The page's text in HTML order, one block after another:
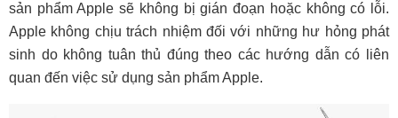
sản phẩm Apple sẽ không bị gián đoạn hoặc không có lỗi.
Apple không chịu trách nhiệm đối với những hư hỏng phát
sinh do không tuân thủ đúng theo các hướng dẫn có liên
quan đến việc sử dụng sản phẩm Apple.